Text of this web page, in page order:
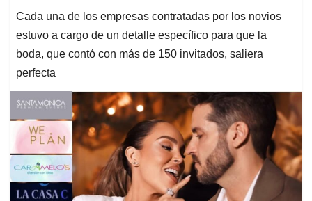
Cada una de los empresas contratadas por los novios
estuvo a cargo de un detalle específico para que la
boda, que contó con más de 150 invitados, saliera
perfecta